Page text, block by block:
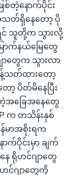
စ်တဲ့နောက်ပိုင်း
တ်ရှိနေတော့ ပို
င် သူတို့က သွားလို့
ာက်နယ်မြေတွေ
ာတွေက သွားလာ
သတ်ထားတော့
ာ့ ပိတ်မိနေပြီး
အခြေအနေတွေ
က တသိန်းနှစ်
န်မာအစိုးရက
က်ပိုင်းမှာ ချက်
ေ ရိုဟင်ဂျာတွေ
ဟင်ဂျာတွေကို